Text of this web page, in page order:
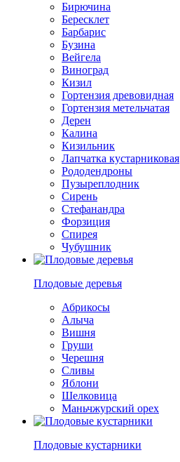
Бирючина
Бересклет
Барбарис
Бузина
Вейгела
Виноград
Кизил
Гортензия древовидная
Гортензия метельчатая
Дерен
Калина
Кизильник
Лапчатка кустарниковая
Рододендроны
Пузыреплодник
Сирень
Стефанандра
Форзиция
Спирея
Чубушник
Плодовые деревья
Абрикосы
Алыча
Вишня
Груши
Черешня
Сливы
Яблони
Шелковица
Маньчжурский орех
Плодовые кустарники